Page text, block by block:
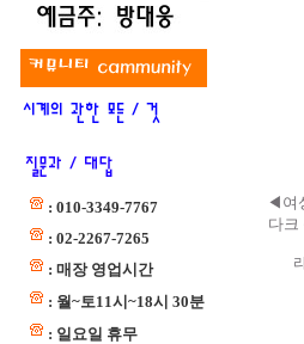
: 010-3349-7767
: 02-2267-7265
: 매장 영업시간
: 월~토11시~18시 30분
: 일요일 휴무
◀여
다크